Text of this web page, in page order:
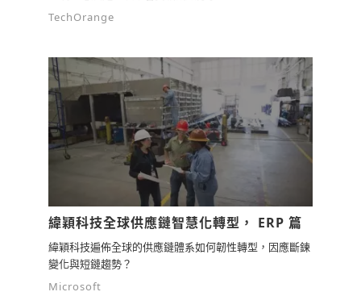
TechOrange
緯穎科技全球供應鏈智慧化轉型， ERP 篇
緯穎科技遍佈全球的供應鏈體系如何韌性轉型，因應斷鍊
變化與短鏈趨勢？
Microsoft